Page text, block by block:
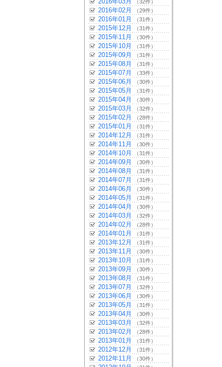
（32件）
2016年02月 （29件）
2016年01月 （31件）
2015年12月 （31件）
2015年11月 （30件）
2015年10月 （31件）
2015年09月 （31件）
2015年08月 （31件）
2015年07月 （33件）
2015年06月 （30件）
2015年05月 （31件）
2015年04月 （30件）
2015年03月 （32件）
2015年02月 （28件）
2015年01月 （31件）
2014年12月 （31件）
2014年11月 （30件）
2014年10月 （31件）
2014年09月 （30件）
2014年08月 （31件）
2014年07月 （31件）
2014年06月 （30件）
2014年05月 （31件）
2014年04月 （30件）
2014年03月 （32件）
2014年02月 （28件）
2014年01月 （31件）
2013年12月 （31件）
2013年11月 （30件）
2013年10月 （31件）
2013年09月 （30件）
2013年08月 （31件）
2013年07月 （32件）
2013年06月 （30件）
2013年05月 （31件）
2013年04月 （30件）
2013年03月 （32件）
2013年02月 （28件）
2013年01月 （31件）
2012年12月 （31件）
2012年11月 （30件）